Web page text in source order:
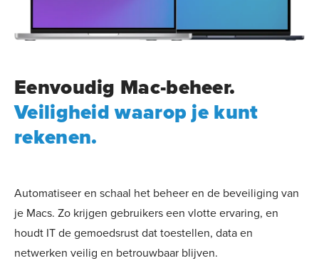
Eenvoudig Mac-beheer.
Veiligheid waarop je kunt
rekenen.
Automatiseer en schaal het beheer en de beveiliging van
je Macs. Zo krijgen gebruikers een vlotte ervaring, en
houdt IT de gemoedsrust dat toestellen, data en
netwerken veilig en betrouwbaar blijven.